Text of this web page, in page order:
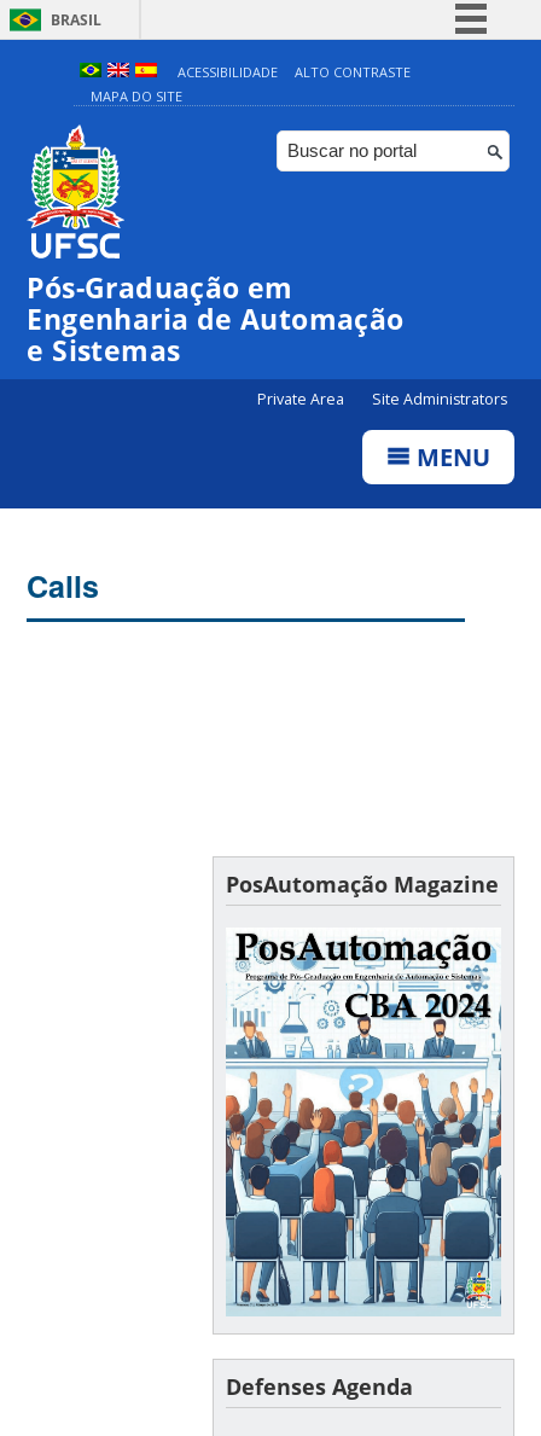
BRASIL
Simplifique!
Comunica BR
Participe
ACESSIBILIDADE
ALTO CONTRASTE
MAPA DO SITE
Pós-Graduação em
Engenharia de Automação
e Sistemas
Private Area Site Administrators
MENU
Calls
PosAutomação Magazine
Defenses Agenda